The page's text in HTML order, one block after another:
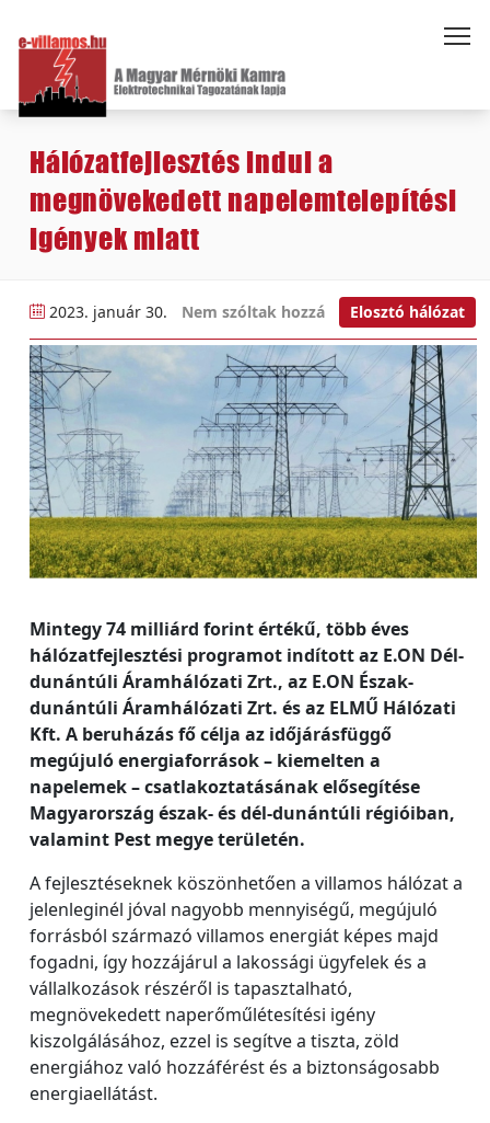
Hálózatfejlesztés indul a
megnövekedett napelemtelepítési
igények miatt
2023. január 30. Nem szóltak hozzá Elosztó hálózat
Mintegy 74 milliárd forint értékű, több éves
hálózatfejlesztési programot indított az E.ON Dél-
dunántúli Áramhálózati Zrt., az E.ON Észak-
dunántúli Áramhálózati Zrt. és az ELMŰ Hálózati
Kft. A beruházás fő célja az időjárásfüggő
megújuló energiaforrások – kiemelten a
napelemek – csatlakoztatásának elősegítése
Magyarország észak- és dél-dunántúli régióiban,
valamint Pest megye területén.
A fejlesztéseknek köszönhetően a villamos hálózat a
jelenleginél jóval nagyobb mennyiségű, megújuló
forrásból származó villamos energiát képes majd
fogadni, így hozzájárul a lakossági ügyfelek és a
vállalkozások részéről is tapasztalható,
megnövekedett naperőműlétesítési igény
kiszolgálásához, ezzel is segítve a tiszta, zöld
energiához való hozzáférést és a biztonságosabb
energiaellátást.